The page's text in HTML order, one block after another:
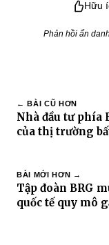
Hữu
Phản hồi ẩn
← BÀI CŨ HƠN
Nhà đầu tư phía
của thị trường
BÀI MỚI HƠN →
Tập đoàn BRG
quốc tế quy mô